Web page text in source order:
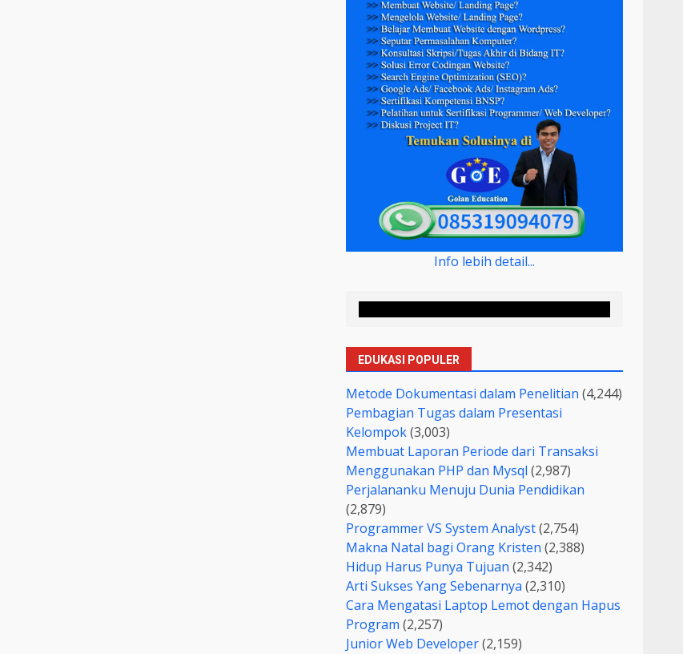
Info lebih detail...
EDUKASI POPULER
Metode Dokumentasi dalam Penelitian (4,244)
Pembagian Tugas dalam Presentasi
Kelompok(3,003)
Membuat Laporan Periode dari Transaksi
Menggunakan PHP dan Mysql (2,987)
Perjalananku Menuju Dunia Pendidikan
(2,879)
Programmer VS System Analyst(2,754)
Makna Natal bagi Orang Kristen (2,388)
Hidup Harus Punya Tujuan (2,342)
Arti Sukses Yang Sebenarnya (2,310)
Cara Mengatasi Laptop Lemot dengan Hapus
Program (2,257)
Junior Web Developer(2,159)